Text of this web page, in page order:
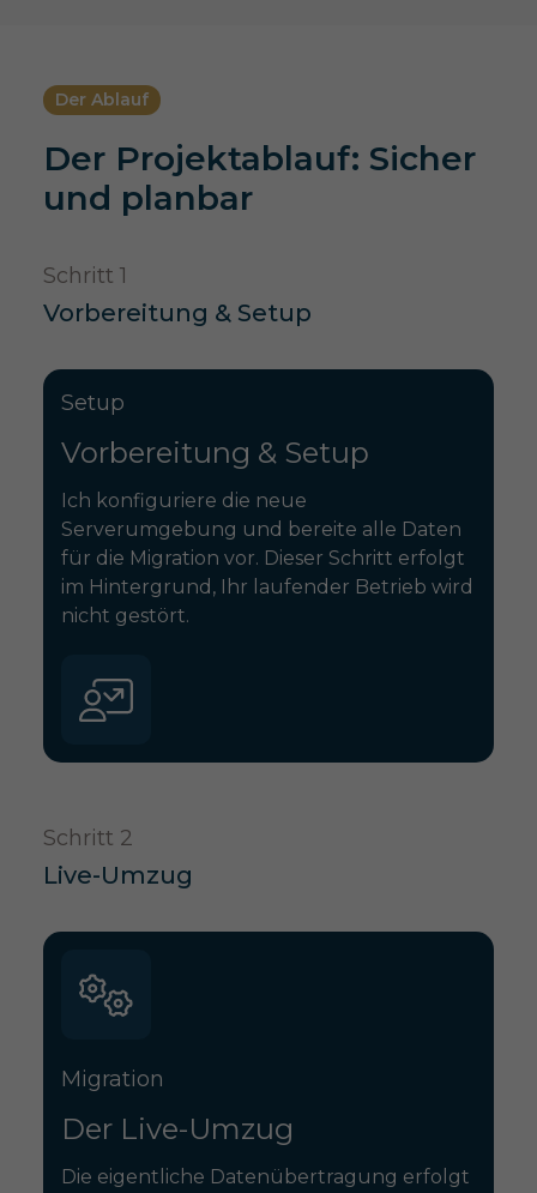
Der Ablauf
Der Projektablauf: Sicher
und planbar
Setup
Vorbereitung & Setup
Ich konfiguriere die neue
Serverumgebung und bereite alle Daten
für die Migration vor. Dieser Schritt erfolgt
im Hintergrund, Ihr laufender Betrieb wird
nicht gestört.
Schritt 1
Vorbereitung & Setup
Schritt 2
Live-Umzug
Migration
Der Live-Umzug
Die eigentliche Datenübertragung erfolgt